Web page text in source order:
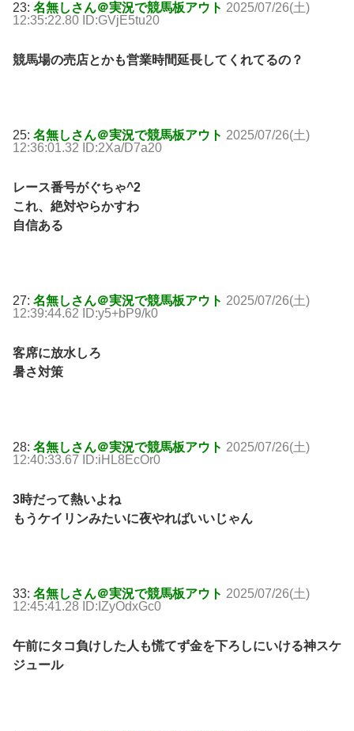
23: 名無しさん＠実況で競馬板アウト 2025/07/26(土)
12:35:22.80 ID:GVjE5tu20
競馬場の売店とかも営業時間延長してくれてるの？
25: 名無しさん＠実況で競馬板アウト 2025/07/26(土)
12:36:01.32 ID:2Xa/D7a20
レース番号がぐちゃ^2
これ、絶対やらかすわ
自信ある
27: 名無しさん＠実況で競馬板アウト 2025/07/26(土)
12:39:44.62 ID:y5+bP9/k0
客席に放水しろ
暑さ対策
28: 名無しさん＠実況で競馬板アウト 2025/07/26(土)
12:40:33.67 ID:iHL8EcOr0
3時だって熱いよね
もうケイリンみたいに夜やればいいじゃん
33: 名無しさん＠実況で競馬板アウト 2025/07/26(土)
12:45:41.28 ID:IZyOdxGc0
午前にタコ負けした人も慌てず金を下ろしにいける神スケ
ジュール